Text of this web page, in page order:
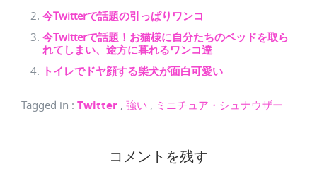
今Twitterで話題の引っぱりワンコ
今Twitterで話題！お猫様に自分たちのベッドを取ら
れてしまい、途方に暮れるワンコ達
トイレでドヤ顔する柴犬が面白可愛い
Tagged in : Twitter , 強い , ミニチュア・シュナウザー
コメントを残す